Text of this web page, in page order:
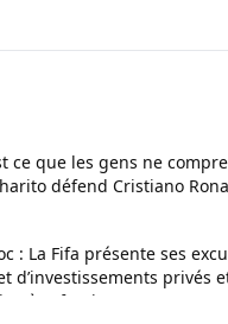
ce que les gens ne
défend Cristiano
sur son arrogance
: La Fifa présente ses
d’investissements privés
à Infantino